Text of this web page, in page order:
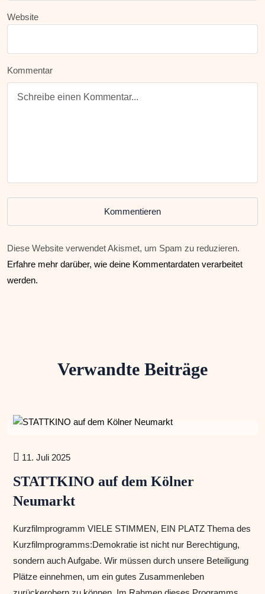
Website
Kommentar
Kommentieren
Diese Website verwendet Akismet, um Spam zu reduzieren.
Erfahre mehr darüber, wie deine Kommentardaten verarbeitet
werden.
Verwandte Beiträge
11. Juli 2025
STATTKINO auf dem Kölner
Neumarkt
Kurzfilmprogramm VIELE STIMMEN, EIN PLATZ Thema des
Kurzfilmprogramms:Demokratie ist nicht nur Berechtigung,
sondern auch Aufgabe. Wir müssen durch unsere Beteiligung
Plätze einnehmen, um ein gutes Zusammenleben